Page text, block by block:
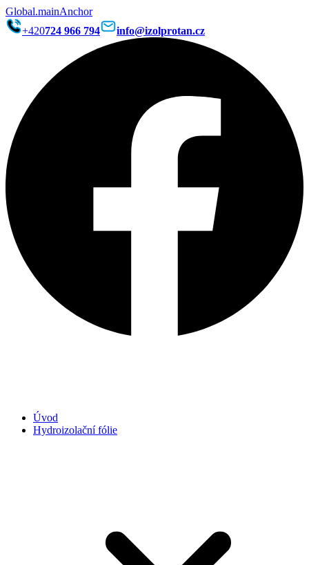
Global.mainAnchor
+420724 966 794 info@izolprotan.cz
Úvod
Hydroizolační fólie